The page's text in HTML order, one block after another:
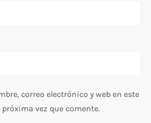
correo electrónico y web en este
vez que comente.